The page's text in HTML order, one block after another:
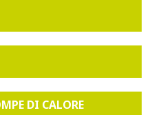
DI CALORE